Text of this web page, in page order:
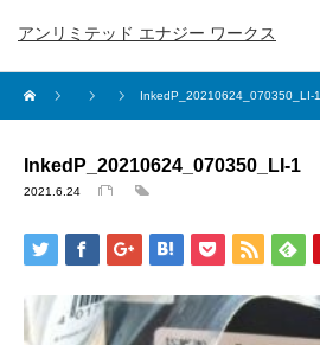
アンリミテッド エナジー ワークス
InkedP_20210624_070350_LI-1
InkedP_20210624_070350_LI-1
2021.6.24